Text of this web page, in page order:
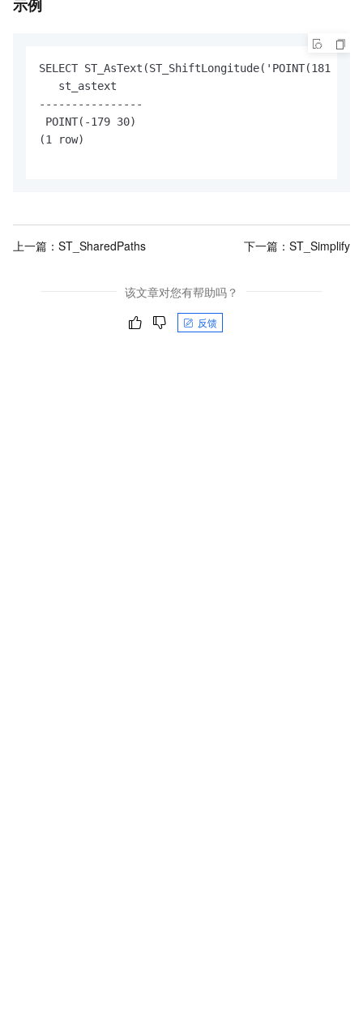
示例
SELECT ST_AsText(ST_ShiftLongitude('POINT(181
   st_astext
----------------
POINT(-179 30)
(1 row)
上一篇： ST_SharedPaths 下一篇： ST_Simplify
该文章对您有帮助吗？
反馈